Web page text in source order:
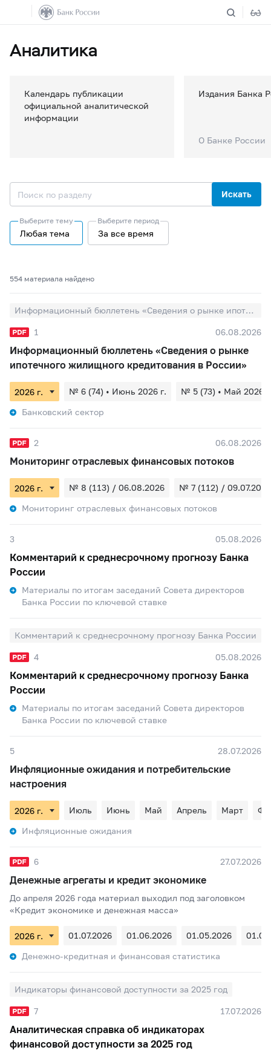
Аналитика
Календарь публикации
официальной аналитической
информации
Издания Банка
О Банке России
Искать
Выберите тему
Любая тема
Выберите период
За все время
554 материалa найдено
Информационный бюллетень «Сведения о рынке ипотечного жилищного кредитования в России»
1 06.08.2026
Информационный бюллетень «Сведения о рынке
ипотечного жилищного кредитования в России»
№ 6 (74) • Июнь 2026 г.
№ 5 (73) • Май 2026
Банковский сектор
2 06.08.2026
Мониторинг отраслевых финансовых потоков
№ 8 (113) / 06.08.2026
№ 7 (112) / 09.07.2026
Мониторинг отраслевых финансовых потоков
3 05.08.2026
Комментарий к среднесрочному прогнозу Банка
России
Материалы по итогам заседаний Совета директоров
Банка России по ключевой ставке
Комментарий к среднесрочному прогнозу Банка России
4 05.08.2026
Комментарий к среднесрочному прогнозу Банка
России
Материалы по итогам заседаний Совета директоров
Банка России по ключевой ставке
5 28.07.2026
Инфляционные ожидания и потребительские
настроения
Июль Июнь Май Апрель Март
Инфляционные ожидания
6 27.07.2026
Денежные агрегаты и кредит экономике
До апреля 2026 года материал выходил под заголовком
«Кредит экономике и денежная масса»
01.07.2026 01.06.2026 01.05.2026
Денежно-кредитная и финансовая статистика
Индикаторы финансовой доступности за 2025 год
7 17.07.2026
Аналитическая справка об индикаторах
финансовой доступности за 2025 год